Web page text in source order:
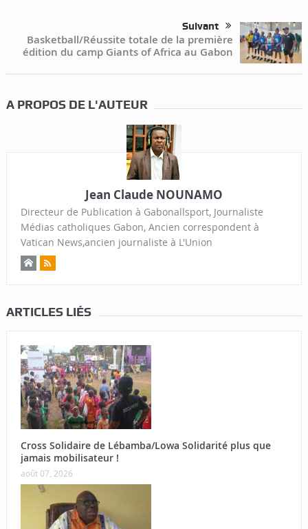
Suivant
Basketball/Réussite totale de la première
édition du camp Giants of Africa au Gabon
A PROPOS DE L'AUTEUR
Jean Claude NOUNAMO
Directeur de Publication à Gabonallsport, Journaliste
Médias catholiques Gabon, Ancien correspondent à
Vatican News,ancien journaliste à L'Union
ARTICLES LIÉS
Cross Solidaire de Lébamba/Lowa Solidarité plus que
jamais mobilisateur !
août 07, 2026